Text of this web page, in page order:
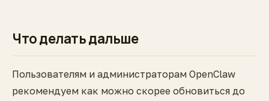
Что делать дальше
Пользователям и администраторам OpenClaw
рекомендуем как можно скорее обновиться до